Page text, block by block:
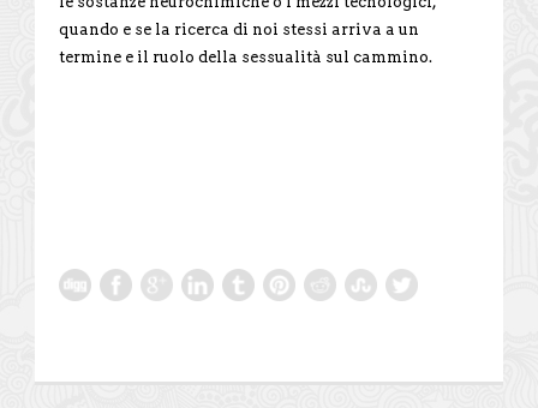
quando e se la ricerca di noi stessi arriva a un
termine e il ruolo della sessualità sul cammino.